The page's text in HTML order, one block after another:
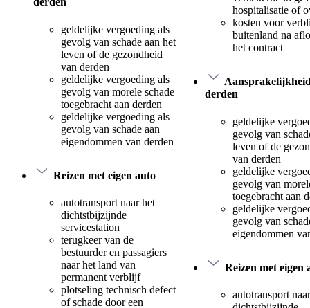
geldelijke vergoeding als
gevolg van schade aan het
leven of de gezondheid
van derden
geldelijke vergoeding als
gevolg van morele schade
toegebracht aan derden
geldelijke vergoeding als
gevolg van schade aan
eigendommen van derden
Reizen met eigen auto
autotransport naar het
dichtstbijzijnde
servicestation
terugkeer van de
bestuurder en passagiers
naar het land van
permanent verblijf
plotseling technisch defect
of schade door een
hospitalisatie of
kosten voor
buitenland na
het contract
derden
geldelijke
gevolg van
leven of de
van derden
geldelijke
gevolg van
toegebracht aan
geldelijke
gevolg van
eigendommen
Reizen met eigen
autotransport